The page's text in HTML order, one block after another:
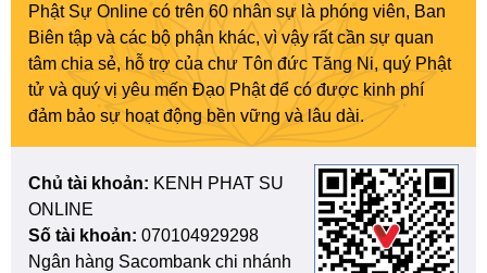
Phật Sự Online có trên 60 nhân sự là phóng viên, Ban
Biên tập và các bộ phận khác, vì vậy rất cần sự quan
tâm chia sẻ, hỗ trợ của chư Tôn đức Tăng Ni, quý Phật
tử và quý vị yêu mến Đạo Phật để có được kinh phí
đảm bảo sự hoạt động bền vững và lâu dài.
Chủ tài khoản: KENH PHAT SU
ONLINE
Số tài khoản: 070104929298
Ngân hàng Sacombank chi nhánh